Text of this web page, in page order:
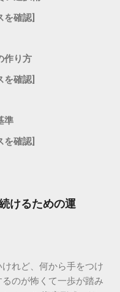
を確認]
作り方
を確認]
準
を確認]
けるための運
けれど、何から手をつけ
のが怖くて一歩が踏み